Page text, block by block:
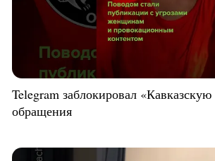
Telegram заблокировал
обращения